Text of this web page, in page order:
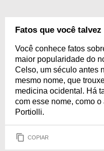
Fatos que você
Você conhece fatos
maior popularidade do
Celso, um século antes
mesmo nome, que
medicina ocidental. Há
com esse nome, como
Portiolli.
COPIAR